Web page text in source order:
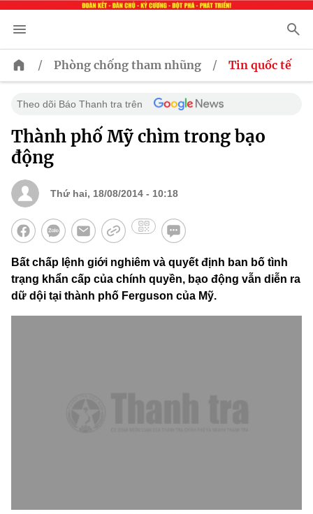
/ Phòng chống tham nhũng / Tin quốc tế
Theo dõi Báo Thanh tra trên
Thành phố Mỹ chìm trong bạo
động
Thứ hai, 18/08/2014 - 10:18
Bất chấp lệnh giới nghiêm và quyết định ban bố tình
trạng khẩn cấp của chính quyền, bạo động vẫn diễn ra
dữ dội tại thành phố Ferguson của Mỹ.